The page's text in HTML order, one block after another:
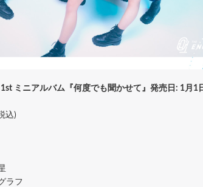
1st ミニアルバム『何度でも聞かせて』発売日: 1月1
込)
ラフ